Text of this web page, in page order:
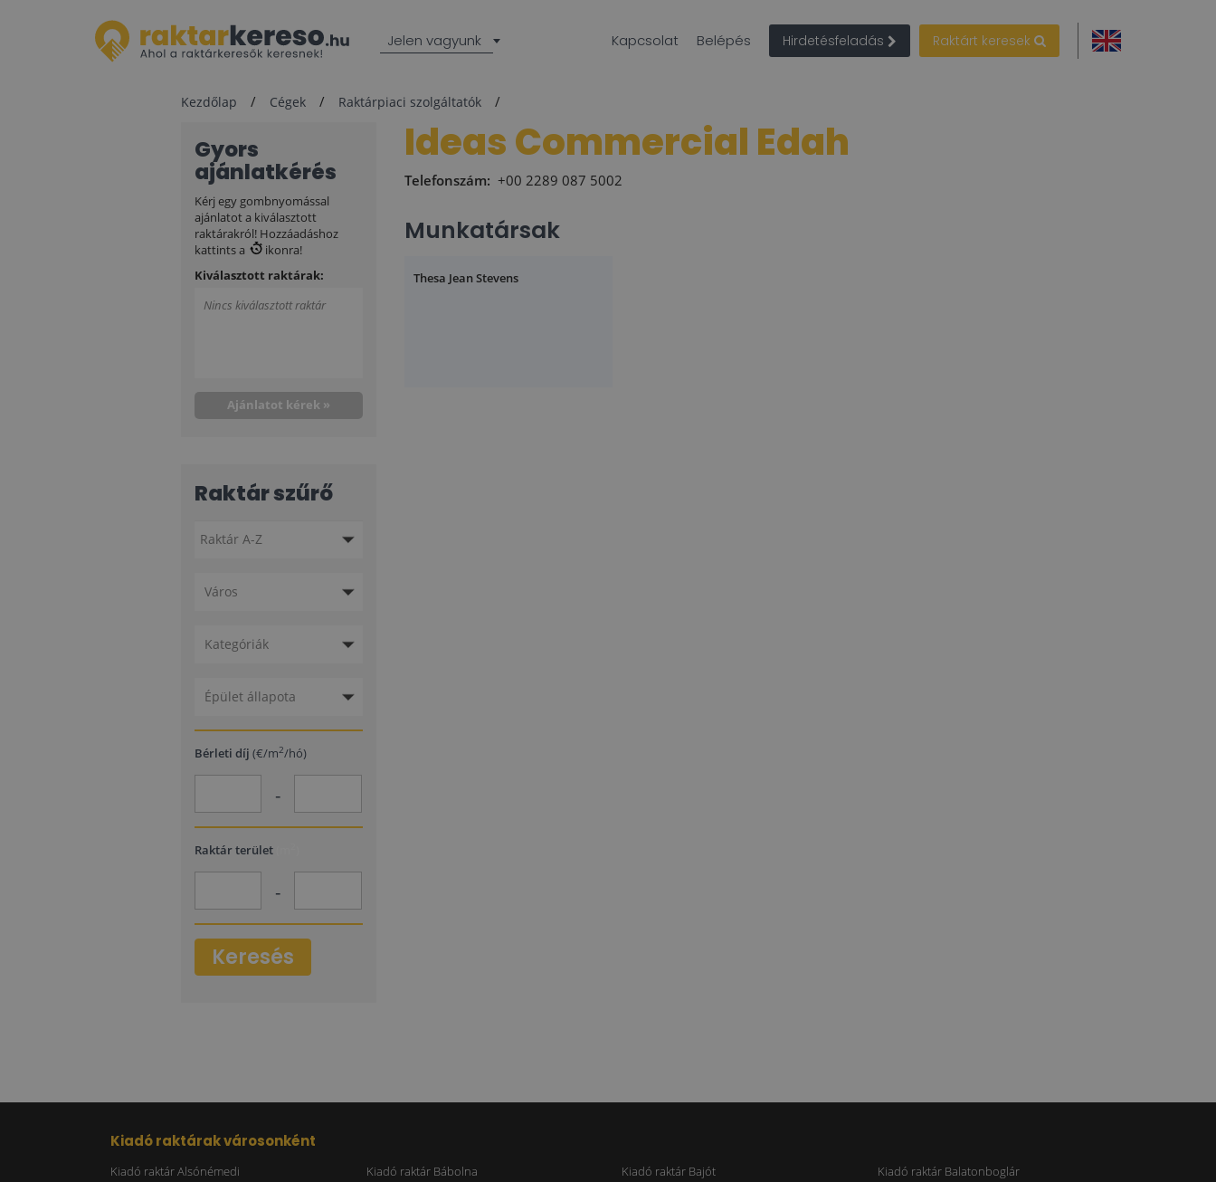
Jelen vagyunk Kapcsolat Belépés Hirdetésfeladás Raktárt keresek
Kezdőlap Cégek Raktárpiaci szolgáltatók
Gyors
ajánlatkérés
Kérj egy gombnyomással
ajánlatot a kiválasztott
raktárakról! Hozzáadáshoz
kattints a
ikonra!
Kiválasztott raktárak:
Nincs kiválasztott raktár
Ajánlatot kérek »
Raktár szűrő
Város
Kategóriák
Épület állapota
Bérleti díj (€/m2/hó)
-
Raktár terület
-
Keresés
Ideas Commercial Edah
Telefonszám: +00 2289 087 5002
Munkatársak
Thesa Jean Stevens
Kiadó raktárak városonként
Kiadó raktár Alsónémedi Kiadó raktár Bábolna Kiadó raktár Bajót
Kiadó raktár Balatonboglár